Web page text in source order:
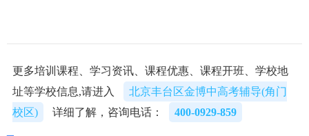
更多培训课程、学习资讯、课程优惠、课程开班、学校地
址等学校信息,请进入
北京丰台区金博中高考辅导(角门
校区)
详细了解，咨询电话： 400-0929-859